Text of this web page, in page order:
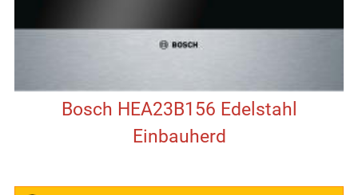
Bosch HEA23B156 Edelstahl
Einbauherd